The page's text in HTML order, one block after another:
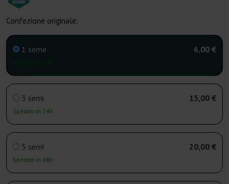
Confezione originale:
1 seme 6,00 €
3 semi
Spedito in 24h
15,00 €
5 semi
Spedito in 48h
20,00 €